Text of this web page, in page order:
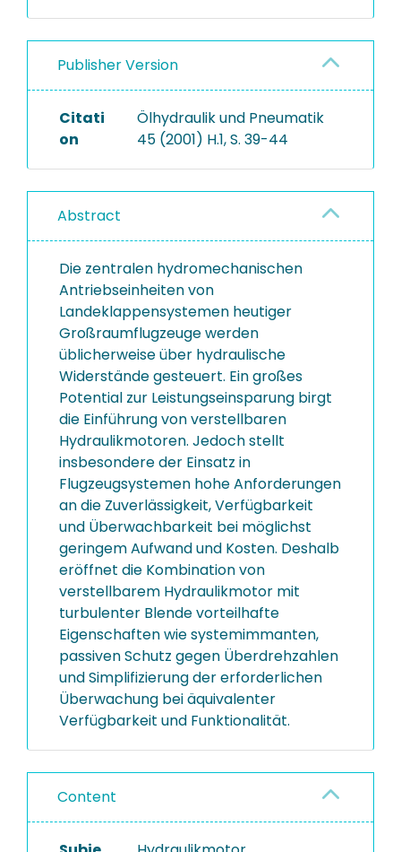
Publisher Version
Citati
on
Ölhydraulik und Pneumatik
45 (2001) H.1, S. 39-44
Abstract
Die zentralen hydromechanischen
Antriebseinheiten von
Landeklappensystemen heutiger
Großraumflugzeuge werden
üblicherweise über hydraulische
Widerstände gesteuert. Ein großes
Potential zur Leistungseinsparung birgt
die Einführung von verstellbaren
Hydraulikmotoren. Jedoch stellt
insbesondere der Einsatz in
Flugzeugsystemen hohe Anforderungen
an die Zuverlässigkeit, Verfügbarkeit
und Überwachbarkeit bei möglichst
geringem Aufwand und Kosten. Deshalb
eröffnet die Kombination von
verstellbarem Hydraulikmotor mit
turbulenter Blende vorteilhafte
Eigenschaften wie systemimmanten,
passiven Schutz gegen Überdrehzahlen
und Simplifizierung der erforderlichen
Überwachung bei äquivalenter
Verfügbarkeit und Funktionalität.
Content